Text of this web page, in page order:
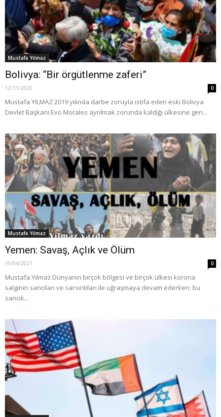
Mustafa Yılmaz
Bolivya: “Bir örgütlenme zaferi”
12/11/2020 0
Mustafa YILMAZ 2019 yılında darbe zoruyla istifa eden eski Bolivya
Devlet Başkanı Evo Morales ayrılmak zorunda kaldığı ülkesine geri...
Mustafa Yılmaz
Yemen: Savaş, Açlık ve Ölüm
19/04/2021 0
Mustafa Yılmaz Dünyanın birçok bölgesi ve birçok ülkesi korona
salgının sancıları ve sarsıntıları ile uğraşmaya devam ederken; bu
sancılı...